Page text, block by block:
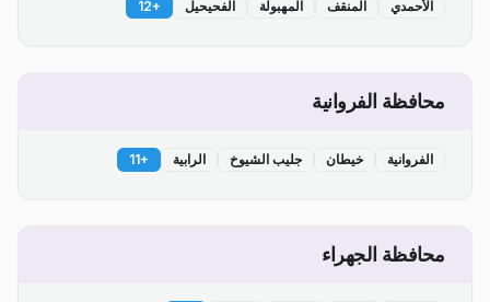
الأحمدي المنقف المهبولة الفحيحيل +
12
محافظة الفروانية
الفروانية خيطان جليب الشيوخ الرابية +
11
محافظة الجهراء